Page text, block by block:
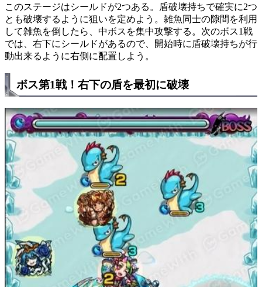
このステージはシールドが2つある。盾破壊持ちで確実に2つ
とも破壊するように狙いを定めよう。雑魚同士の隙間を利用
して雑魚を倒したら、中ボスを集中攻撃する。次のボス1戦
では、右下にシールドがあるので、開始時に盾破壊持ちが行
動出来るように右側に配置しよう。
ボス第1戦！右下の盾を最初に破壊